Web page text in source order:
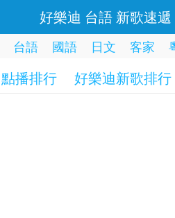
好樂迪 台語 新歌速遞
台語 國語 日文 客家
點播排行 好樂迪新歌排行